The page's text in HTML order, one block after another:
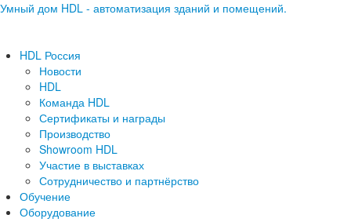
Умный дом HDL - автоматизация зданий и помещений.
HDL Россия
Новости
HDL
Команда HDL
Сертификаты и награды
Производство
Showroom HDL
Участие в выставках
Сотрудничество и партнёрство
Обучение
Оборудование